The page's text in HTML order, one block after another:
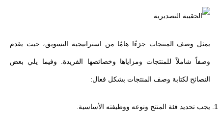
يمثل وصف المنتجات جزءًا هامًا من استراتيجية التسويق، حيث يقدم
وصفاً شاملاً للمنتجات ومزاياها وخصائصها الفريدة. وفيما يلي بعض
النصائح لكتابة وصف المنتجات بشكل فعال:
يجب تحديد فئة المنتج ونوعه ووظيفته الأساسية.